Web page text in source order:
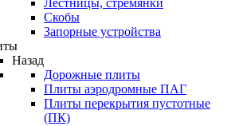
Лестницы, стремянки
Скобы
Запорные устройства
Назад
Дорожные плиты
Плиты аэродромные ПАГ
Плиты перекрытия пустотные
(ПК)